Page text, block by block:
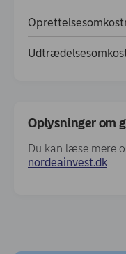
Oplysninger om
Du kan læse mere
nordeainvest.dk